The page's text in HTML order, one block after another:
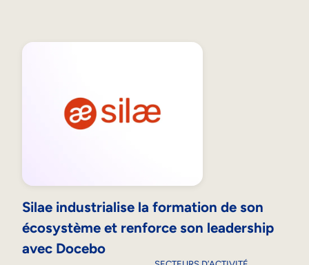
Silae industrialise la formation de son
écosystème et renforce son leadership
avec Docebo